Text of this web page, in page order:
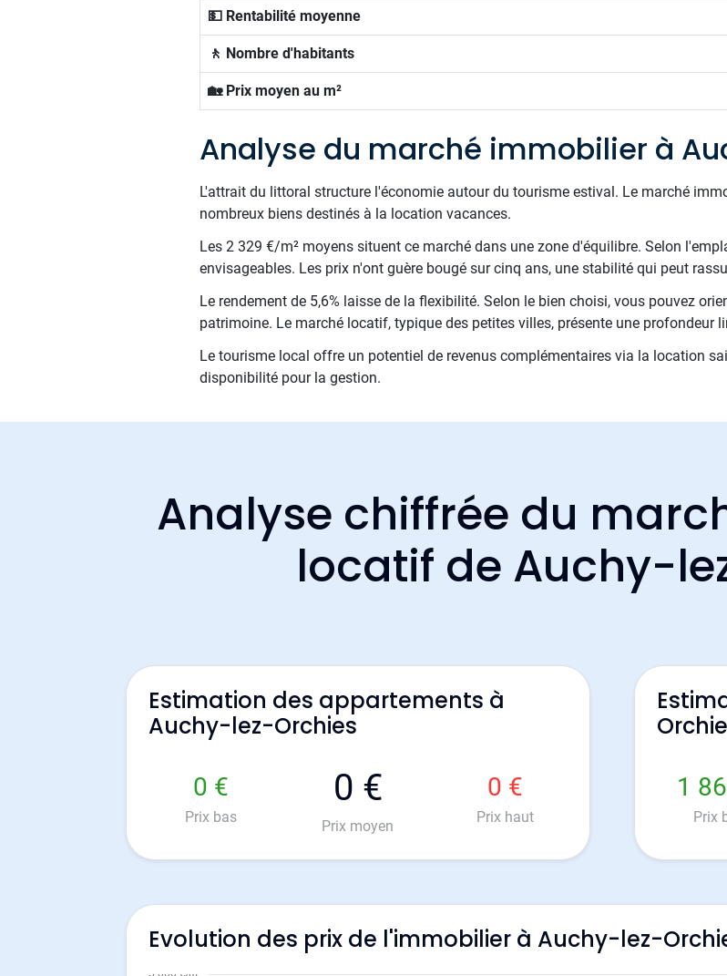
💵 Rentabilité moyenne
🚶 Nombre d'habitants
🏡 Prix moyen au m²
Analyse du marché immobilier à
L'attrait du littoral structure l'économie autour du tourisme estival. Le marché
nombreux biens destinés à la location vacances.
Les 2 329 €/m² moyens situent ce marché dans une zone d'équilibre. Selon
envisageables. Les prix n'ont guère bougé sur cinq ans, une stabilité qui peut
Le rendement de 5,6% laisse de la flexibilité. Selon le bien choisi, vous pouvez
patrimoine. Le marché locatif, typique des petites villes, présente une profondeur
Le tourisme local offre un potentiel de revenus complémentaires via la location
disponibilité pour la gestion.
Analyse chiffrée du
locatif de Auchy-
Estimation des appartements à
Auchy-lez-Orchies
0 €
Prix bas
0 €
Prix moyen
0 €
Prix haut
1
Prix
Evolution des prix de l'immobilier à Auchy-lez-